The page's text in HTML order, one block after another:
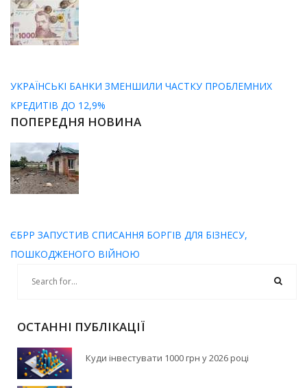
УКРАЇНСЬКІ БАНКИ ЗМЕНШИЛИ ЧАСТКУ ПРОБЛЕМНИХ
КРЕДИТІВ ДО 12,9%
ПОПЕРЕДНЯ НОВИНА
ЄБРР ЗАПУСТИВ СПИСАННЯ БОРГІВ ДЛЯ БІЗНЕСУ,
ПОШКОДЖЕНОГО ВІЙНОЮ
ОСТАННІ ПУБЛІКАЦІЇ
Куди інвестувати 1000 грн у 2026 році